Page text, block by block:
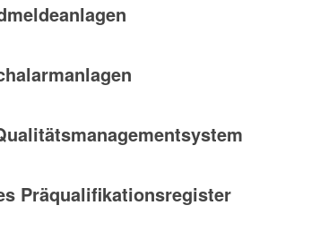
Präqualifikationsregister